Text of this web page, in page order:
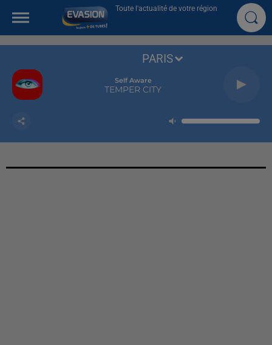
Toute l'actualité de votre région
Self Aware
TEMPER CITY
PARIS